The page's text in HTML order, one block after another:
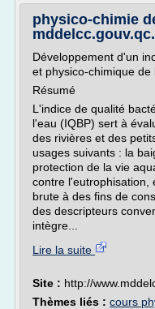
physico-chimie
Développement d'un
et physico-chimique
Résumé
L'indice de qualité
l'eau (IQBP) sert à
des rivières et des
usages suivants : la
protection de la vie
contre l'eutrophisation,
brute à des fins de
des descripteurs
intègre...
Lire la suite
Site : http://
Thèmes liés : cours